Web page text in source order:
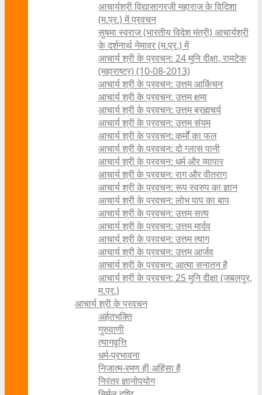
आचार्यश्री विद्यासागरजी महाराज के विदिशा
(म.प्र.) में प्रवचन
सुषमा स्वराज (भारतीय विदेश मंत्री) आचार्यश्री
के दर्शनार्थ नेमावर (म.प्र.) में
आचार्य श्री के प्रवचन: 24 मुनि दीक्षा, रामटेक
(महाराष्ट्र) (10-08-2013)
आचार्य श्री के प्रवचन: उत्तम आकिंचन
आचार्य श्री के प्रवचन: उत्तम क्षमा
आचार्य श्री के प्रवचन: उत्तम ब्रह्मचर्य
आचार्य श्री के प्रवचन: उत्तम संयम
आचार्य श्री के प्रवचन: कर्मों का फल
आचार्य श्री के प्रवचन: दो ग्लास पानी
आचार्य श्री के प्रवचन: धर्म और व्यापार
आचार्य श्री के प्रवचन: राग और वीतराग
आचार्य श्री के प्रवचन: रूप स्वरुप का ज्ञान
आचार्य श्री के प्रवचन: लोभ पाप का बाप
आचार्य श्री के प्रवचन: उत्तम सत्य
आचार्य श्री के प्रवचन: उत्तम मार्दव
आचार्य श्री के प्रवचन: उत्तम त्याग
आचार्य श्री के प्रवचन: उत्तम आर्जव
आचार्य श्री के प्रवचन: आत्मा सनातन है
आचार्य श्री के प्रवचन: 25 मुनि दीक्षा (जबलपुर,
म.प्र.)
आचार्य श्री के प्रवचन
अर्हतभक्ति
गुरुवाणी
त्यागवृत्ति
धर्म-प्रभावना
निजात्म-रमण ही अहिंसा है
निरंतर ज्ञानोपयोग